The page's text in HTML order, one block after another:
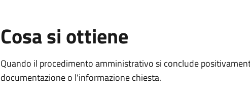
Cosa si ottiene
Quando il procedimento amministrativo si conclude
documentazione o l'informazione chiesta.